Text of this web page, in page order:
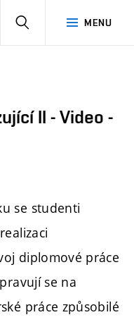
MENU
II - Video -
se studenti
diplomové práce
se na
práce způsobilé